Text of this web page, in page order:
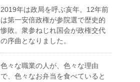
2019年は政局を呼ぶ亥年。12年前
は第一安倍政権が参院選で歴史的
惨敗。衆参ねじれ国会が政権交代
の序曲となりました。
色々な職業の人が、色々な理由
で、色々なお弁当を食べていると